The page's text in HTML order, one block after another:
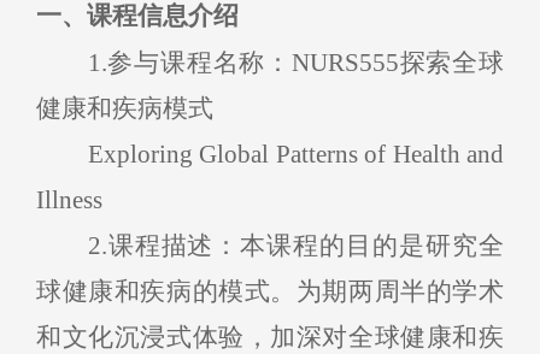
一、 课程信息介绍
1.参与课程名称： NURS555探索全球
健康和疾病模式
Exploring Global Patterns of Health and
Illness
2.课程描述：本课程的目的是研究全
球健康和疾病的模式。 为期两周半的学术
和文化沉浸式体验，加深对全球健康和疾